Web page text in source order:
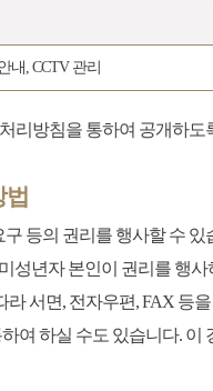
내, CCTV 관리
리방침을 통하여 공개하도
등의 권리를 행사할 수 있
년자 본인이 권리를 행
서면, 전자우편, FAX 등
하실 수도 있습니다. 이